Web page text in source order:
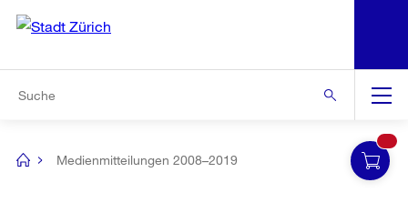
Navigation
[no
Medienmitteilungen 2008–2019